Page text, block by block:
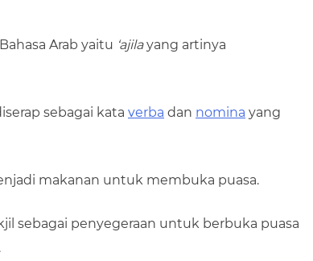
Arab yaitu ‘ajilayang artinya
sebagai kata verba dan nomina yang
makanan untuk membuka puasa.
sebagai penyegeraan untuk berbuka puasa